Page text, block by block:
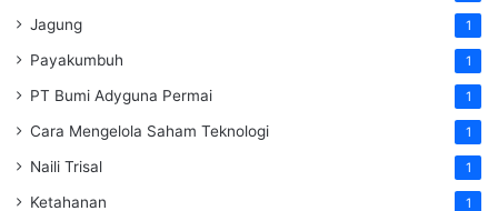
Jagung 1
Payakumbuh 1
PT Bumi Adyguna Permai 1
Cara Mengelola Saham Teknologi 1
Naili Trisal 1
Ketahanan 1